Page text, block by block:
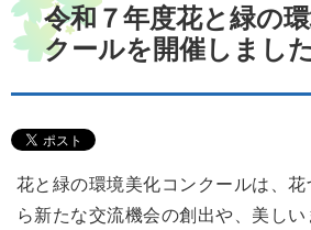
令和７年度花と緑の
クールを開催しました
花と緑の環境美化コンクールは、
ら新たな交流機会の創出や、美し